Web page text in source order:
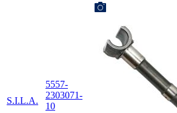
S.I.L.A.
5557-
2303071-
10